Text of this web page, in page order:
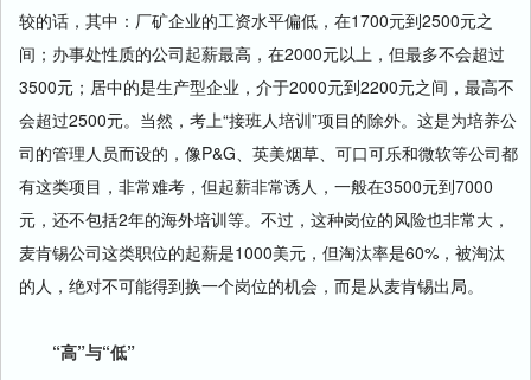
较的话，其中：厂矿企业的工资水平偏低，在1700元到2500元之
间；办事处性质的公司起薪最高，在2000元以上，但最多不会超过
3500元；居中的是生产型企业，介于2000元到2200元之间，最高不
会超过2500元。当然，考上“接班人培训”项目的除外。这是为培养公
司的管理人员而设的，像P&G、英美烟草、可口可乐和微软等公司都
有这类项目，非常难考，但起薪非常诱人，一般在3500元到7000
元，还不包括2年的海外培训等。不过，这种岗位的风险也非常大，
麦肯锡公司这类职位的起薪是1000美元，但淘汰率是60%，被淘汰
的人，绝对不可能得到换一个岗位的机会，而是从麦肯锡出局。
“高”与“低”